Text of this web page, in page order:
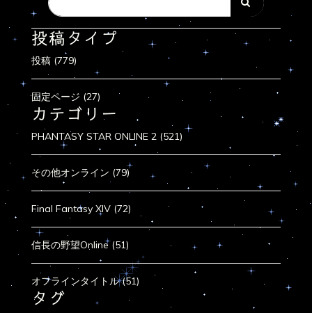
投稿タイプ
投稿 (779)
固定ページ (27)
カテゴリー
PHANTASY STAR ONLINE 2 (521)
その他オンライン (79)
Final Fantasy XIV (72)
信長の野望Online (51)
オフラインタイトル (51)
タグ